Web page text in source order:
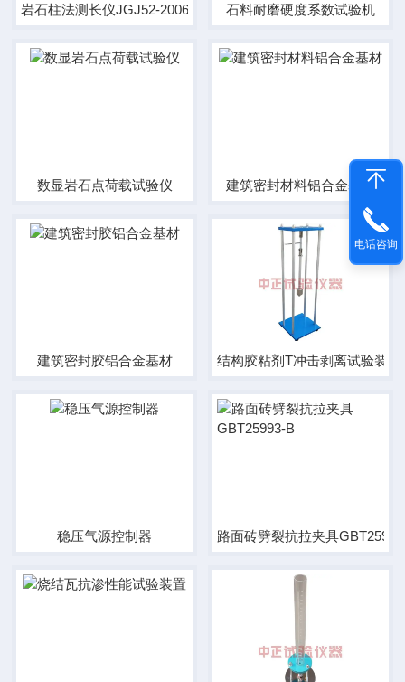
岩石柱法测长仪JGJ52-2006 石料耐磨硬度系数试验机
数显岩石点荷载试验仪 建筑密封材料铝合金基材
建筑密封胶铝合金基材 结构胶粘剂T冲击剥离试验装置
稳压气源控制器 路面砖劈裂抗拉夹具
电话咨询